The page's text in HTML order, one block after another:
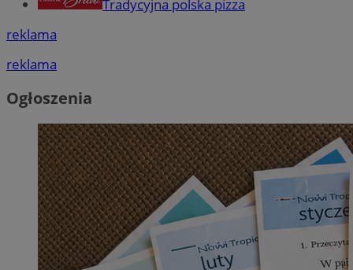
Tradycyjna polska pizza
reklama
reklama
Ogłoszenia